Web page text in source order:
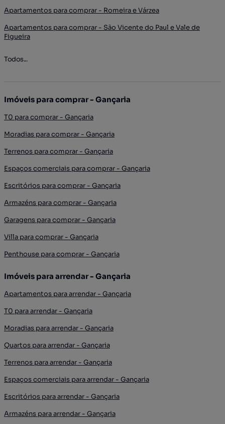
Apartamentos para comprar - Romeira e Várzea
Apartamentos para comprar - São Vicente do Paul e Vale de
Figueira
Todos...
Imóveis para comprar - Gançaria
T0 para comprar - Gançaria
Moradias para comprar - Gançaria
Terrenos para comprar - Gançaria
Espaços comerciais para comprar - Gançaria
Escritórios para comprar - Gançaria
Armazéns para comprar - Gançaria
Garagens para comprar - Gançaria
Villa para comprar - Gançaria
Penthouse para comprar - Gançaria
Imóveis para arrendar - Gançaria
Apartamentos para arrendar - Gançaria
T0 para arrendar - Gançaria
Moradias para arrendar - Gançaria
Quartos para arrendar - Gançaria
Terrenos para arrendar - Gançaria
Espaços comerciais para arrendar - Gançaria
Escritórios para arrendar - Gançaria
Armazéns para arrendar - Gançaria